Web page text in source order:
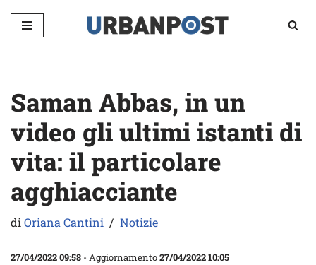
Vai
Saman Abbas, in un
video gli ultimi istanti di
vita: il particolare
agghiacciante
diOriana Cantini Notizie
27/04/2022 09:58 - Aggiornamento27/04/2022 10:05